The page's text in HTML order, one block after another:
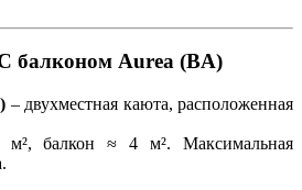
балконом Aurea (BA)
– двухместная каюта, расположенная
балкон ≈ 4 м². Максимальная